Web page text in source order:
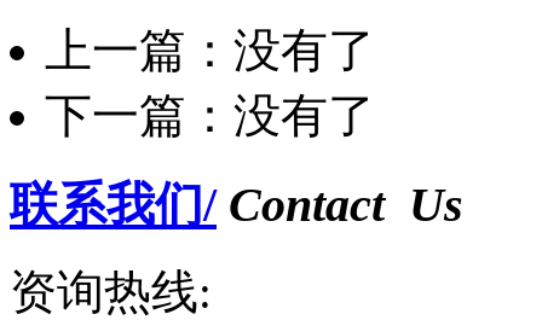
上一篇：没有了
下一篇：没有了
联系我们/ Contact Us
资询热线: